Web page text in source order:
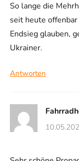
So lange die
seit heute
Endsieg glauben,
Ukrainer.
Antworten